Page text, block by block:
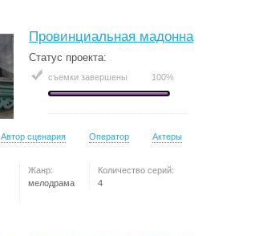
Провинциальная мадонна
Статус проекта:
съемки завершены 100%
Автор сценария Оператор Актеры
Жанр:
мелодрама
Количество серий:
4